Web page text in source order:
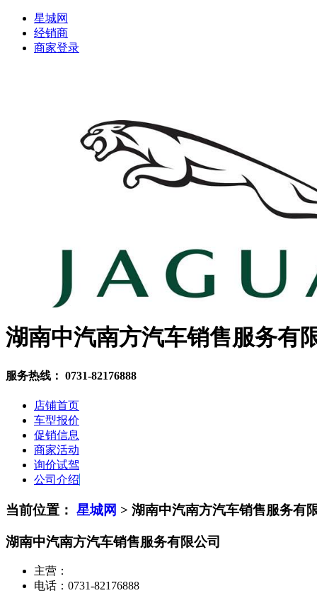
星城网
经销商
商家登录
湖南中汽南方汽车销售服务有
服务热线： 0731-82176888
店铺首页
车型报价
促销信息
商家活动
询价试驾
公司介绍
当前位置： 星城网 > 湖南中汽南方汽车销售服务有
湖南中汽南方汽车销售服务有限公司
主营：
电话： 0731-82176888